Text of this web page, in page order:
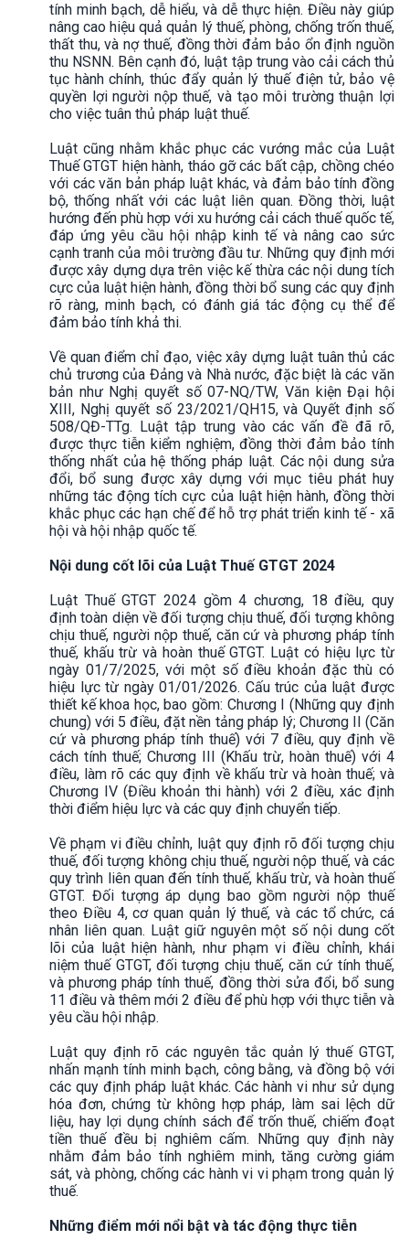
tính minh bạch, dễ hiểu, và dễ thực hiện. Điều này giúp
nâng cao hiệu quả quản lý thuế, phòng, chống trốn thuế,
thất thu, và nợ thuế, đồng thời đảm bảo ổn định nguồn
thu NSNN. Bên cạnh đó, luật tập trung vào cải cách thủ
tục hành chính, thúc đẩy quản lý thuế điện tử, bảo vệ
quyền lợi người nộp thuế, và tạo môi trường thuận lợi
cho việc tuân thủ pháp luật thuế.
Luật cũng nhằm khắc phục các vướng mắc của Luật
Thuế GTGT hiện hành, tháo gỡ các bất cập, chồng chéo
với các văn bản pháp luật khác, và đảm bảo tính đồng
bộ, thống nhất với các luật liên quan. Đồng thời, luật
hướng đến phù hợp với xu hướng cải cách thuế quốc tế,
đáp ứng yêu cầu hội nhập kinh tế và nâng cao sức
cạnh tranh của môi trường đầu tư. Những quy định mới
được xây dựng dựa trên việc kế thừa các nội dung tích
cực của luật hiện hành, đồng thời bổ sung các quy định
rõ ràng, minh bạch, có đánh giá tác động cụ thể để
đảm bảo tính khả thi.
Về quan điểm chỉ đạo, việc xây dựng luật tuân thủ các
chủ trương của Đảng và Nhà nước, đặc biệt là các văn
bản như Nghị quyết số 07-NQ/TW, Văn kiện Đại hội
XIII, Nghị quyết số 23/2021/QH15, và Quyết định số
508/QĐ-TTg. Luật tập trung vào các vấn đề đã rõ,
được thực tiễn kiểm nghiệm, đồng thời đảm bảo tính
thống nhất của hệ thống pháp luật. Các nội dung sửa
đổi, bổ sung được xây dựng với mục tiêu phát huy
những tác động tích cực của luật hiện hành, đồng thời
khắc phục các hạn chế để hỗ trợ phát triển kinh tế - xã
hội và hội nhập quốc tế.
Nội dung cốt lõi của Luật Thuế GTGT 2024
Luật Thuế GTGT 2024 gồm 4 chương, 18 điều, quy
định toàn diện về đối tượng chịu thuế, đối tượng không
chịu thuế, người nộp thuế, căn cứ và phương pháp tính
thuế, khấu trừ và hoàn thuế GTGT. Luật có hiệu lực từ
ngày 01/7/2025, với một số điều khoản đặc thù có
hiệu lực từ ngày 01/01/2026. Cấu trúc của luật được
thiết kế khoa học, bao gồm: Chương I (Những quy định
chung) với 5 điều, đặt nền tảng pháp lý; Chương II (Căn
cứ và phương pháp tính thuế) với 7 điều, quy định về
cách tính thuế; Chương III (Khấu trừ, hoàn thuế) với 4
điều, làm rõ các quy định về khấu trừ và hoàn thuế; và
Chương IV (Điều khoản thi hành) với 2 điều, xác định
thời điểm hiệu lực và các quy định chuyển tiếp.
Về phạm vi điều chỉnh, luật quy định rõ đối tượng chịu
thuế, đối tượng không chịu thuế, người nộp thuế, và các
quy trình liên quan đến tính thuế, khấu trừ, và hoàn thuế
GTGT. Đối tượng áp dụng bao gồm người nộp thuế
theo Điều 4, cơ quan quản lý thuế, và các tổ chức, cá
nhân liên quan. Luật giữ nguyên một số nội dung cốt
lõi của luật hiện hành, như phạm vi điều chỉnh, khái
niệm thuế GTGT, đối tượng chịu thuế, căn cứ tính thuế,
và phương pháp tính thuế, đồng thời sửa đổi, bổ sung
11 điều và thêm mới 2 điều để phù hợp với thực tiễn và
yêu cầu hội nhập.
Luật quy định rõ các nguyên tắc quản lý thuế GTGT,
nhấn mạnh tính minh bạch, công bằng, và đồng bộ với
các quy định pháp luật khác. Các hành vi như sử dụng
hóa đơn, chứng từ không hợp pháp, làm sai lệch dữ
liệu, hay lợi dụng chính sách để trốn thuế, chiếm đoạt
tiền thuế đều bị nghiêm cấm. Những quy định này
nhằm đảm bảo tính nghiêm minh, tăng cường giám
sát, và phòng, chống các hành vi vi phạm trong quản lý
thuế.
Những điểm mới nổi bật và tác động thực tiễn